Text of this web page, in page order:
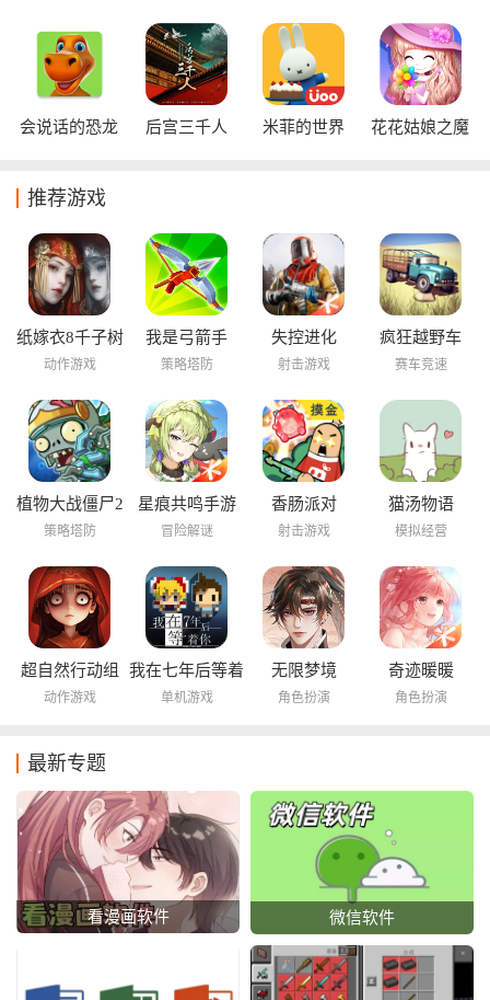
会说话的恐龙 后宫三千人 米菲的世界
花花姑娘之魔
推荐游戏
纸嫁衣8千子树
动作游戏
我是弓箭手
策略塔防
失控进化
射击游戏
疯狂越野车
赛车竞速
植物大战僵尸2
海底世界
策略塔防
星痕共鸣手游
冒险解谜
香肠派对
射击游戏
猫汤物语
模拟经营
超自然行动组
动作游戏
我在七年后等着
你
单机游戏
无限梦境
角色扮演
奇迹暖暖
角色扮演
最新专题
看漫画软件 微信软件